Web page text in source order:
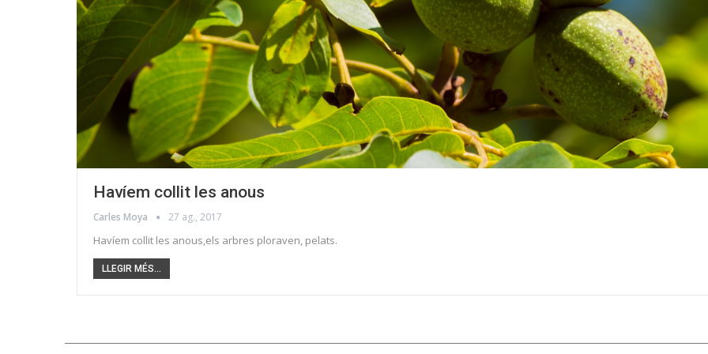
Havíem collit les anous
Carles Moya 27 ag., 2017
Havíem collit les anous,els arbres ploraven, pelats.
LLEGIR MÉS...